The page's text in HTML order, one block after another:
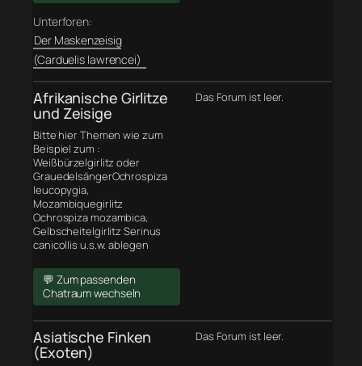
Unterforen:
Der Maskenzeisig
(Carduelis lawrencei)
Afrikanische Girlitze
und Zeisige
Bitte hier Themen wie zum
Beispiel zum :
Weißbürzelgirlitz oder
GrauedelsängerOchrospiza
leucopygia,
Mozambiquegirlitz
Ochrospiza mozambica,
Gelbscheitelgirlitz Serinus
canicollis u.s.w. ablegen
💬 Zum passenden
Chatraum wechseln
Das Forum ist leer.
Asiatische Finken
(Exoten)
Das Forum ist leer.